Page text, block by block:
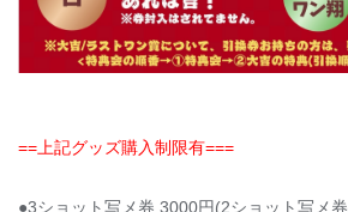
==上記グッズ購入制限有===
●3ショット写メ券 3000円(2ショット写メ